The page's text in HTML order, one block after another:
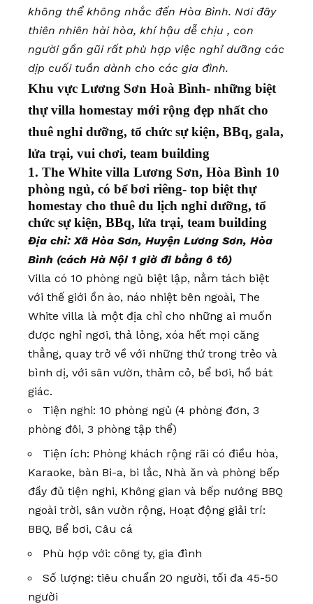
không thể không nhắc đến Hòa Bình. Nơi đây
thiên nhiên hài hòa, khí hậu dễ chịu , con
người gần gũi rất phù hợp việc nghỉ dưỡng các
dịp cuối tuần dành cho các gia đình.
Khu vực Lương Sơn Hoà Bình- những biệt
thự villa homestay mới rộng đẹp nhất cho
thuê nghỉ dưỡng, tổ chức sự kiện, BBq, gala,
lửa trại, vui chơi, team building
1. The White villa Lương Sơn, Hòa Bình 10
phòng ngủ, có bể bơi riêng- top biệt thự
homestay cho thuê du lịch nghỉ dưỡng, tổ
chức sự kiện, BBq, lửa trại, team building
Địa chỉ: Xã Hòa Sơn, Huyện Lương Sơn, Hòa
Bình (cách Hà Nội 1 giờ đi bằng ô tô)
Villa có 10 phòng ngủ biệt lập, nằm tách biệt
với thế giới ồn ào, náo nhiệt bên ngoài, The
White villa là một địa chỉ cho những ai muốn
được nghỉ ngơi, thả lỏng, xóa hết mọi căng
thẳng, quay trở về với những thứ trong trẻo và
bình dị, với sân vườn, thảm cỏ, bể bơi, hồ bát
giác.
Tiện nghi: 10 phòng ngủ (4 phòng đơn, 3
phòng đôi, 3 phòng tập thể)
Tiện ích: Phòng khách rộng rãi có điều hòa,
Karaoke, bàn Bi-a, bi lắc, Nhà ăn và phòng bếp
đầy đủ tiện nghi, Không gian và bếp nướng BBQ
ngoài trời, sân vườn rộng, Hoạt động giải trí:
BBQ, Bể bơi, Câu cá
Phù hợp với: công ty, gia đình
Số lượng: tiêu chuẩn 20 người, tối đa 45-50
người